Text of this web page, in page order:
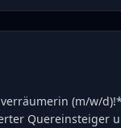
(m/w/
Quereinsteiger